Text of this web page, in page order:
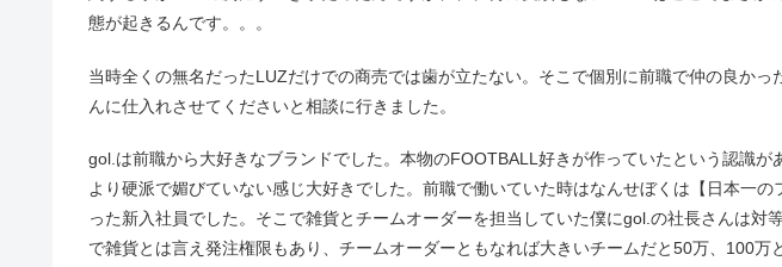
態が起きるんです。。。
当時全くの無名だったLUZだけでの商売では歯が立たない。そこで個別に前職で仲の良かっ
んに仕入れさせてくださいと相談に行きました。
gol.は前職から大好きなブランドでした。本物のFOOTBALL好きが作っていたという認識が
より硬派で媚びていない感じ大好きでした。前職で働いていた時はなんせぼくは【日本一の
った新入社員でした。そこで雑貨とチームオーダーを担当していた僕にgol.の社長さんは対
で雑貨とは言え発注権限もあり、チームオーダーともなれば大きいチームだと50万、100万